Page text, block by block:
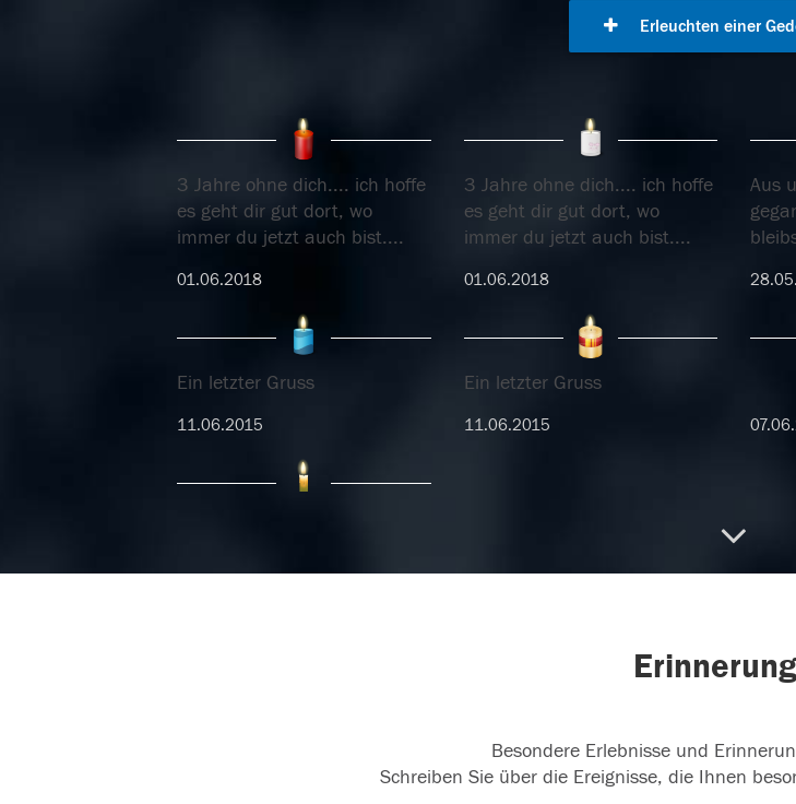
Erleuchten einer
3 Jahre ohne dich.... ich hoffe
es geht dir gut dort, wo
immer du jetzt auch bist....
01.06.2018
3 Jahre ohne dich.... ich hoffe
es geht dir gut dort, wo
immer du jetzt auch bist....
01.06.2018
Aus
Ein letzter Gruss
11.06.2015
Ein letzter Gruss
11.06.2015
Besondere Erlebnisse und
Schreiben Sie über die Ereignisse, die Ihnen